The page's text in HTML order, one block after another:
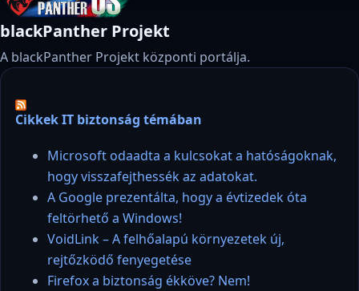
blackPanther Projekt
A blackPanther Projekt központi portálja.
Cikkek IT biztonság témában
Microsoft odaadta a kulcsokat a hatóságoknak,
hogy visszafejthessék az adatokat.
A Google prezentálta, hogy a évtizedek óta
feltörhető a Windows!
VoidLink – A felhőalapú környezetek új,
rejtőzködő fenyegetése
Firefox a biztonság ékköve? Nem!